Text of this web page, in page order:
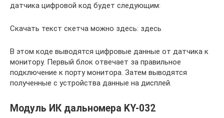
датчика цифровой код будет следующим:
Скачать текст скетча можно здесь: здесь
В этом коде выводятся цифровые данные от датчика к
монитору. Первый блок отвечает за правильное
подключение к порту монитора. Затем выводятся
полученные с устройства данные на дисплей.
Модуль ИК дальномера KY-032